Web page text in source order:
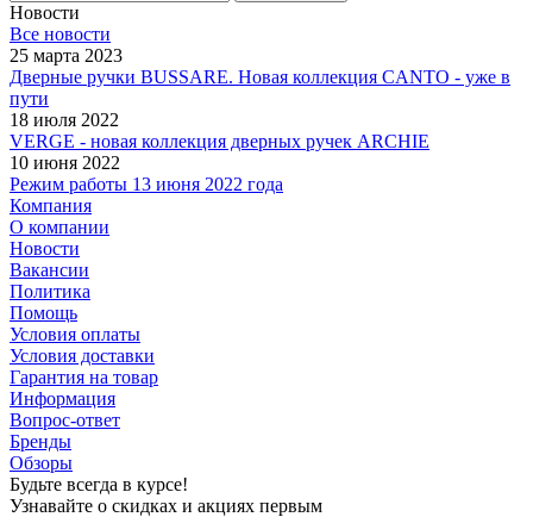
Новости
Все новости
25 марта 2023
Дверные ручки BUSSARE. Новая коллекция CANTO - уже в
пути
18 июля 2022
VERGE - новая коллекция дверных ручек ARCHIE
10 июня 2022
Режим работы 13 июня 2022 года
Компания
О компании
Новости
Вакансии
Политика
Помощь
Условия оплаты
Условия доставки
Гарантия на товар
Информация
Вопрос-ответ
Бренды
Обзоры
Будьте всегда в курсе!
Узнавайте о скидках и акциях первым